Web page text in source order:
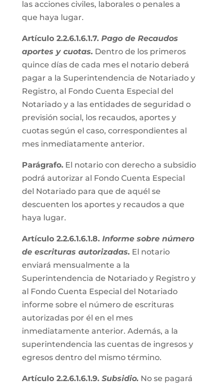
las acciones civiles, laborales o penales a
que haya lugar.
Artículo 2.2.6.1.6.1.7. Pago de Recaudos
aportes y cuotas. Dentro de los primeros
quince días de cada mes el notario deberá
pagar a la Superintendencia de Notariado y
Registro, al Fondo Cuenta Especial del
Notariado y a las entidades de seguridad o
previsión social, los recaudos, aportes y
cuotas según el caso, correspondientes al
mes inmediatamente anterior.
Parágrafo.El notario con derecho a subsidio
podrá autorizar al Fondo Cuenta Especial
del Notariado para que de aquél se
descuenten los aportes y recaudos a que
haya lugar.
Artículo 2.2.6.1.6.1.8. Informe sobre número
de escrituras autorizadas. El notario
enviará mensualmente a la
Superintendencia de Notariado y Registro y
al Fondo Cuenta Especial del Notariado
informe sobre el número de escrituras
autorizadas por él en el mes
inmediatamente anterior. Además, a la
superintendencia las cuentas de ingresos y
egresos dentro del mismo término.
Artículo 2.2.6.1.6.1.9. Subsidio. No se pagará